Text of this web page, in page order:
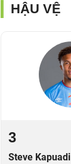
HẬU VỆ
3
Steve Kapuadi